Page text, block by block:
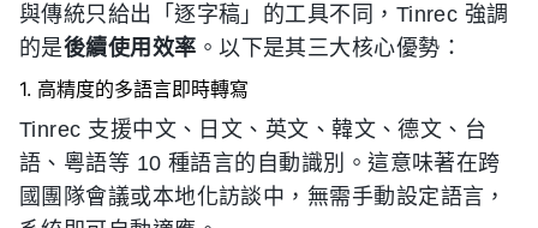
與傳統只給出「逐字稿」的工具不同，Tinrec 強調
的是後續使用效率 。以下是其三大核心優勢：
1. 高精度的多語言即時轉寫
Tinrec 支援中文、日文、英文、韓文、德文、台
語、粵語等 10 種語言的自動識別。這意味著在跨
國團隊會議或本地化訪談中，無需手動設定語言，